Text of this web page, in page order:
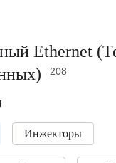
Ethernet
208
Инжекторы